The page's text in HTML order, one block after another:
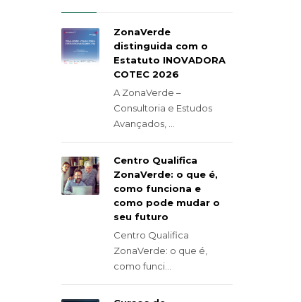
ZonaVerde
distinguida com o
Estatuto INOVADORA
COTEC 2026
A ZonaVerde –
Consultoria e Estudos
Avançados, ...
Centro Qualifica
ZonaVerde: o que é,
como funciona e
como pode mudar o
seu futuro
Centro Qualifica
ZonaVerde: o que é,
como funci...